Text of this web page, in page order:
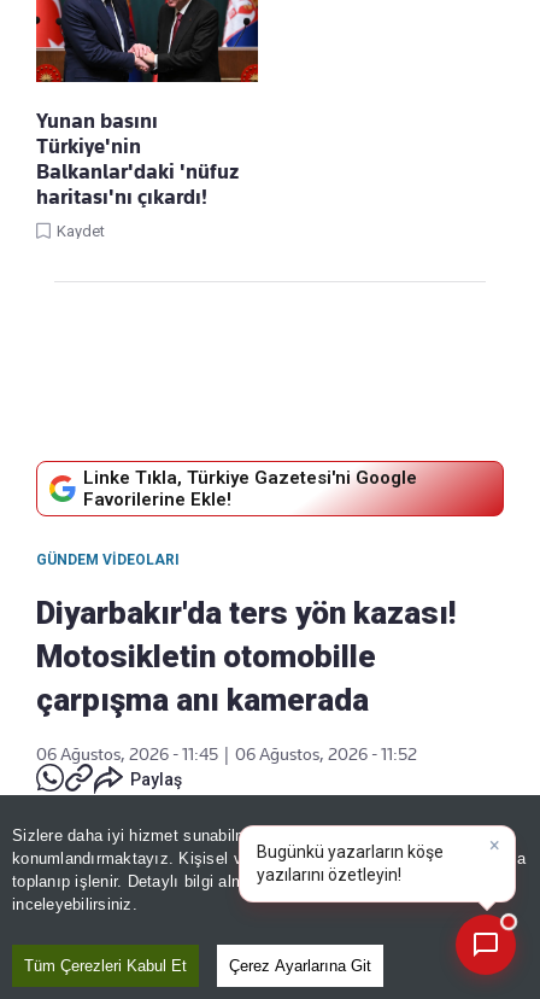
Sizlere daha iyi hizmet sunabilmek adına sitemizde
konumlandırmaktayız. Kişisel verileriniz, KVKK ve GDPR kapsamında
toplanıp işlenir. Detaylı bilgi almak içinAydınlatma Metnimizi
inceleyebilirsiniz.
Tüm Çerezleri Kabul Et Çerez Ayarlarına Git
Yunan basını
Türkiye'nin
Balkanlar'daki 'nüfuz
haritası'nı çıkardı!
Kaydet
Linke Tıkla, Türkiye Gazetesi'ni Google
Favorilerine Ekle!
GÜNDEM VIDEOLARI
Diyarbakır'da ters yön kazası!
Motosikletin otomobille
çarpışma anı kamerada
06 Ağustos, 2026 - 11:45
06 Ağustos, 2026 - 11:52
Paylaş
Habe